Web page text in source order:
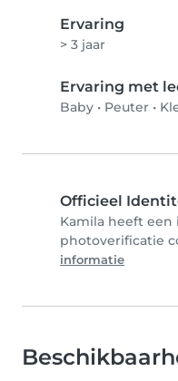
Ervaring
> 3 jaar
Ervaring met
Baby • Peuter •
Officieel
Kamila heeft
photoverificatie
informatie